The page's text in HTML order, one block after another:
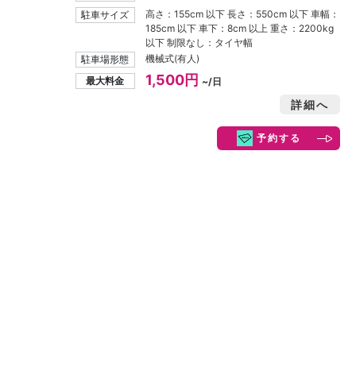
駐車サイズ
高さ：155cm 以下 長さ：550cm 以下 車幅：
185cm 以下 車下：8cm 以上 重さ：2200kg
以下 制限なし：タイヤ幅
駐車場形態
機械式(有人)
最大料金
1,500円 ~/日
詳細へ
予約する